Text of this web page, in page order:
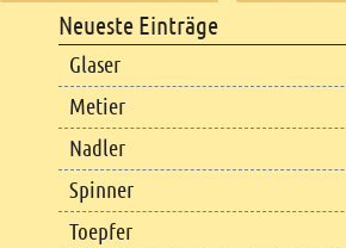
Footer content
Neueste Einträge
Glaser
Metier
Nadler
Spinner
Toepfer